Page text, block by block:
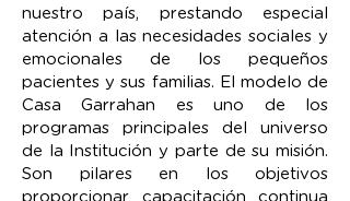
nuestro país, prestando especial
atención a las necesidades sociales y
emocionales de los pequeños
pacientes y sus familias. El modelo de
Casa Garrahan es uno de los
programas principales del universo
de la Institución y parte de su misión.
Son pilares en los objetivos
proporcionar capacitación continua